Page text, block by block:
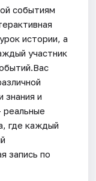
событиям
истории, а
участник
знания и
реальные
где каждый
запись по